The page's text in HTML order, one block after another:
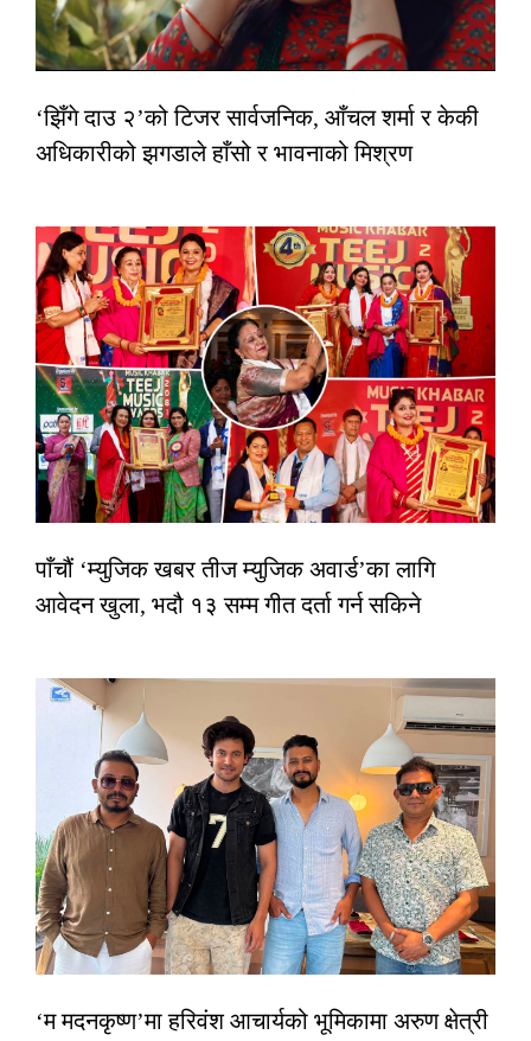
‘झिँगे दाउ २’को टिजर सार्वजनिक, आँचल शर्मा र केकी
अधिकारीको झगडाले हाँसो र भावनाको मिश्रण
पाँचौं ‘म्युजिक खबर तीज म्युजिक अवार्ड’का लागि
आवेदन खुला, भदौ १३ सम्म गीत दर्ता गर्न सकिने
‘म मदनकृष्ण’मा हरिवंश आचार्यको भूमिकामा अरुण क्षेत्री